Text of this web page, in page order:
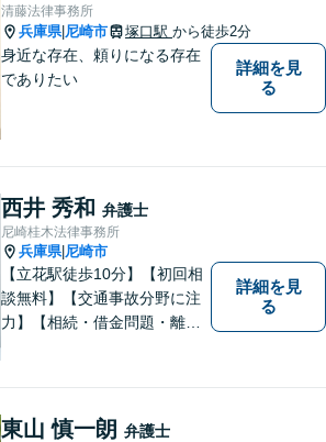
清藤法律事務所
兵庫県| 尼崎市 塚口駅 から徒歩2分
身近な存在、頼りになる存在
でありたい
詳細を見
る
西井 秀和 弁護士
尼崎桂木法律事務所
兵庫県| 尼崎市
【立花駅徒歩10分】【初回相
談無料】【交通事故分野に注
力】【相続・借金問題・離
くご説明し、依頼者様に寄り
添って解決を目指します。
詳細を見
る
東山 慎一朗 弁護士